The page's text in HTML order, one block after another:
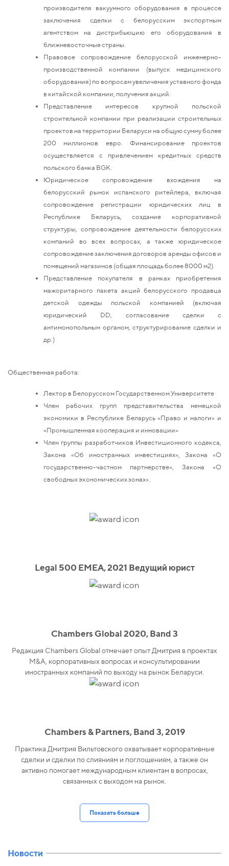
производителя вакуумного оборудования в процессе
заключения сделки с белорусским экспортным
агентством на дистрибьюцию его оборудования в
ближневосточные страны.
Правовое сопровождение белорусской инженерно-
производственной компании (выпуск медицинского
оборудования) по вопросам увеличения уставного фонда
в китайской компании, получения акций.
Представление интересов крупной польской
строительной компании при реализации строительных
проектов на территории Беларуси на общую сумму более
200 миллионов евро. Финансирование проектов
осуществляется с привлечением кредитных средств
польского банка BGK.
Юридическое сопровождение вхождения на
белорусский рынок испанского ритейлера, включая
сопровождение регистрации юридических лиц в
Республике Беларусь, создание корпоративной
структуры, сопровождение деятельности белорусских
компаний во всех вопросах, а также юридическое
сопровождение заключения договоров аренды офисов и
помещений магазинов (общая площадь более 8000 м2).
Представление покупателя в рамках приобретения
мажоритарного пакета акций белорусского продавца
детской одежды польской компанией (включая
юридический DD, согласование сделки с
антимонопольным органом, структурирование сделки и
др.)
Общественная работа:
Лектор в Белорусском Государственном Университете
Член рабочих групп представительства немецкой
экономики в Республике Беларусь «Право и налоги» и
«Промышленная кооперация и инновации»
Член группы разработчиков Инвестиционного кодекса,
Закона «Об иностранных инвестициях», Закона «О
государственно-частном партнерстве», Закона «О
свободных экономических зонах».
Legal 500 EMEA, 2021 Ведущий юрист
Chambers Global 2020, Band 3
Редакция Chambers Global отмечает опыт Дмитрия в проектах
M&A, корпоративных вопросах и консультировании
иностранных компаний по выходу на рынок Беларуси.
Chambers & Partners, Band 3, 2019
Практика Дмитрия Вильтовского охватывает корпоративные
сделки и сделки по слияниям и поглощениям, а также он
активно помогает международным клиентам в вопросах,
связанных с выходом на рынок.
Показать больше
Новости